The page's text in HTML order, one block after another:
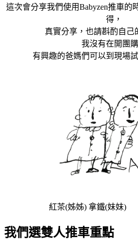
這次會分享我們使用Babyzen推車的
得，
真實分享，也請斟酌自己
我沒有在開團購
有興趣的爸媽們可以到現場
紅茶(姊姊) 拿鐵(妹妹)
我們選雙人推車重點